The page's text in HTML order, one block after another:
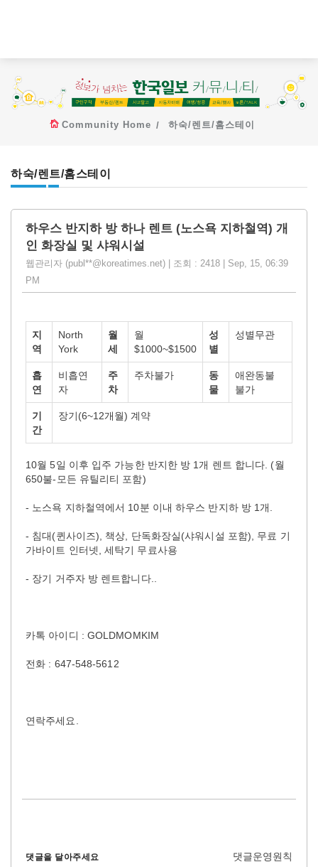
Community Home 하숙/렌트/홈스테이
하숙/렌트/홈스테이
하우스 반지하 방 하나 렌트 (노스욕 지하철역) 개
인 화장실 및 샤워시설
웹관리자 (publ**@koreatimes.net) | 조회 : 2418 | Sep, 15, 06:39
PM
지
역
North
York
월
세
월
$1000~$1500
성
별
성별무관
흡
연
비흡연
자
주
차
주차불가
동
물
애완동불
불가
기
간
장기(6~12개월) 계약
10월 5일 이후 입주 가능한 반지한 방 1개 렌트 합니다. (월
650불-모든 유틸리티 포함)
- 노스욕 지하철역에서 10분 이내 하우스 반지하 방 1개.
- 침대(퀸사이즈), 책상, 단독화장실(샤워시설 포함), 무료 기
가바이트 인터넷, 세탁기 무료사용
- 장기 거주자 방 렌트합니다..
카톡 아이디 : GOLDMOMKIM
전화 : 647-548-5612
연락주세요.
댓글을 달아주세요 댓글운영원칙